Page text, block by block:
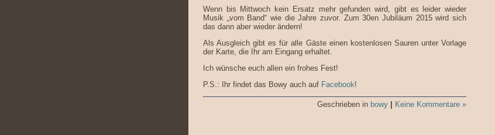
Wenn bis Mittwoch kein Ersatz mehr gefunden wird, gibt es leider wieder
Musik „vom Band“ wie die Jahre zuvor. Zum 30en Jubiläum 2015 wird sich
das dann aber wieder ändern!
Als Ausgleich gibt es für alle Gäste einen kostenlosen Sauren unter Vorlage
der Karte, die Ihr am Eingang erhaltet.
Ich wünsche euch allen ein frohes Fest!
P.S.: Ihr findet das Bowy auch auf Facebook!
Geschrieben in bowy Keine Kommentare »